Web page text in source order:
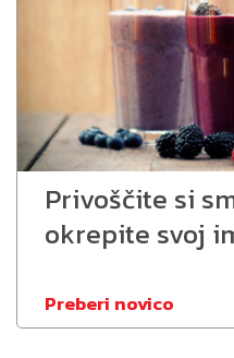
Privoščite si
okrepite svoj
Preberi novico